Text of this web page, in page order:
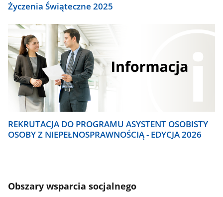
Życzenia Świąteczne 2025
REKRUTACJA DO PROGRAMU ASYSTENT OSOBISTY
OSOBY Z NIEPEŁNOSPRAWNOŚCIĄ - EDYCJA 2026
Obszary wsparcia socjalnego